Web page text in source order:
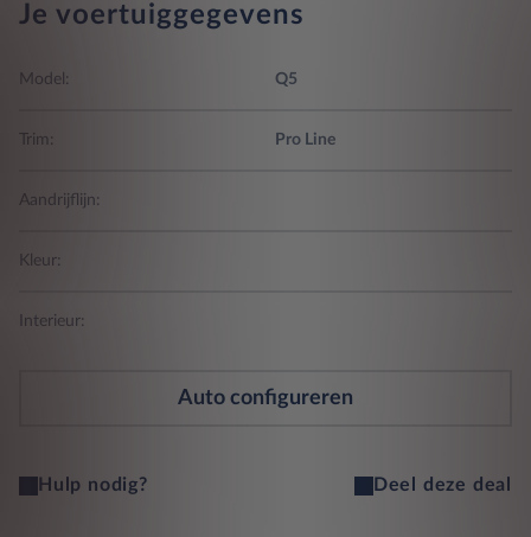
Je voertuiggegevens
Model: Q5
Trim: Pro Line
Aandrijflijn:
Kleur:
Interieur:
Auto configureren
Hulp nodig? Deel deze deal